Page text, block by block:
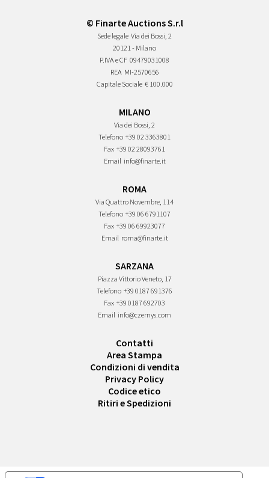
© Finarte Auctions S.r.l
Sede legale Via dei Bossi, 2
20121 - Milano
P.IVA e CF 09479031008
REA MI-2570656
Capitale Sociale € 100.000
MILANO
Via dei Bossi, 2
Telefono +39 02 3363801
Fax +39 02 28093761
Email info@finarte.it
ROMA
Via Quattro Novembre, 114
Telefono +39 06 6791107
Fax +39 06 69923077
Email roma@finarte.it
SARZANA
Piazza Vittorio Veneto, 17
Telefono +39 0187 691376
Fax +39 0187 692703
Email info@czernys.com
Contatti
Area Stampa
Condizioni di vendita
Privacy Policy
Codice etico
Ritiri e Spedizioni